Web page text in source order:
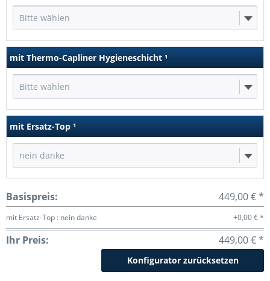
Bitte wählen
mit Thermo-Capliner Hygieneschicht ¹
Bitte wählen
mit Ersatz-Top ¹
nein danke
Basispreis: 449,00 € *
mit Ersatz-Top : nein danke +0,00 € *
Ihr Preis: 449,00 € *
Konfigurator zurücksetzen